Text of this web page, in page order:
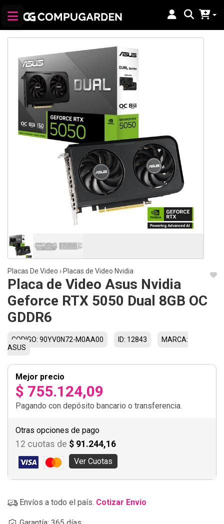
Placas De Video › Placas de Video Nvidia
Placa de Video Asus Nvidia
Geforce RTX 5050 Dual 8GB OC
GDDR6
CODIGO: 90YV0N72-M0AA00 ID: 12843
MARCA:
ASUS
Mejor precio
$ 755.124,09
Pagando con depósito bancario o transferencia.
Otras opciones de pago
12 cuotas de $ 91.244,16
Ver Cuotas
Envíos a todo el país. Cotizar Envio